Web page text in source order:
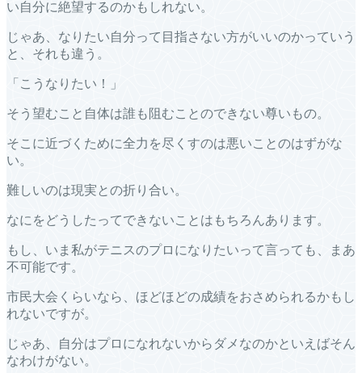
い自分に絶望するのかもしれない。
じゃあ、なりたい自分って目指さない方がいいのかっていう
と、それも違う。
「こうなりたい！」
そう望むこと自体は誰も阻むことのできない尊いもの。
そこに近づくために全力を尽くすのは悪いことのはずがな
い。
難しいのは現実との折り合い。
なにをどうしたってできないことはもちろんあります。
もし、いま私がテニスのプロになりたいって言っても、まあ
不可能です。
市民大会くらいなら、ほどほどの成績をおさめられるかもし
れないですが。
じゃあ、自分はプロになれないからダメなのかといえばそん
なわけがない。